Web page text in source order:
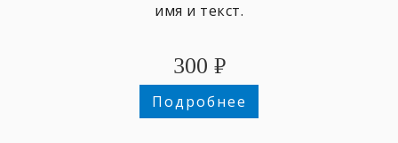
имя и текст.
300 ₽
Подробнее